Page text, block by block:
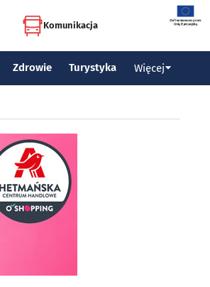
Komunikacja
Zdrowie Turystyka Więcej